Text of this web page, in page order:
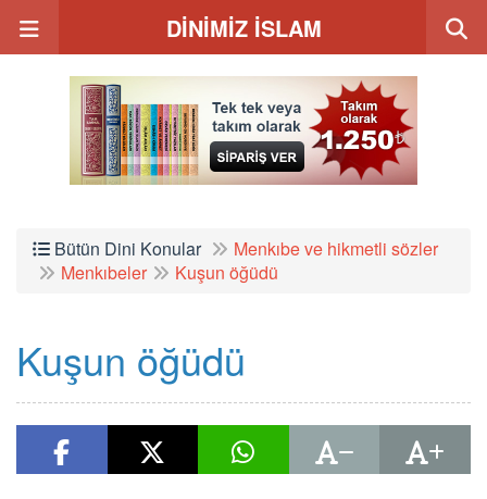
DİNİMİZ İSLAM
Bütün Dini Konular
Menkıbe ve hikmetli sözler
Menkıbeler
Kuşun öğüdü
Kuşun öğüdü